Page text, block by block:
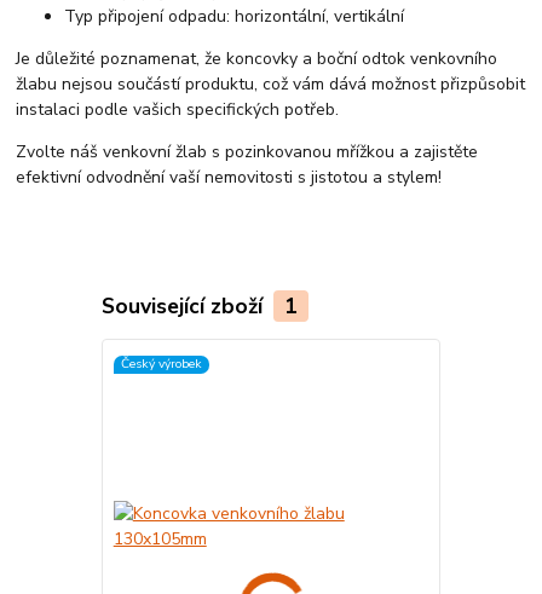
Typ připojení odpadu: horizontální, vertikální
Je důležité poznamenat, že koncovky a boční odtok venkovního
žlabu nejsou součástí produktu, což vám dává možnost přizpůsobit
instalaci podle vašich specifických potřeb.
Zvolte náš venkovní žlab s pozinkovanou mřížkou a zajistěte
efektivní odvodnění vaší nemovitosti s jistotou a stylem!
Související zboží 1
Český výrobek